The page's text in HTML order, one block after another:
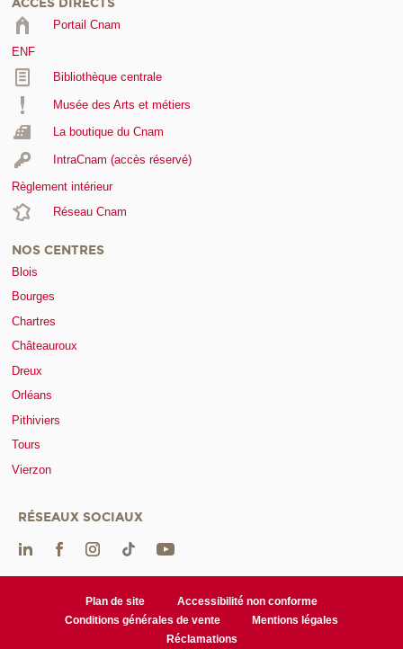
ACCÈS DIRECTS
Portail Cnam
ENF
Bibliothèque centrale
Musée des Arts et métiers
La boutique du Cnam
IntraCnam (accès réservé)
Règlement intérieur
Réseau Cnam
NOS CENTRES
Blois
Bourges
Chartres
Châteauroux
Dreux
Orléans
Pithiviers
Tours
Vierzon
RÉSEAUX SOCIAUX
Plan de site
Accessibilité non conforme
Conditions générales de vente
Mentions légales
Réclamations